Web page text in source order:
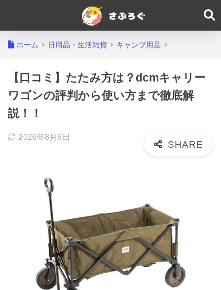
ホーム 日用品・生活雑貨 キャンプ用品
【口コミ】たたみ方は？dcmキャリー
ワゴンの評判から使い方まで徹底解
説！！
2026年8月6日